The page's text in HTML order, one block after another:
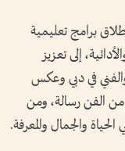
برامج تعليمية
إلى تعزيز
والفني في دبي وعكس
الفن رسالة، ومن
والجمال والمعرفة.